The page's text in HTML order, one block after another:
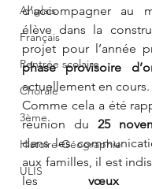
Anglais
Français
Rentrée scolaire
Chorale
3ème
Histoire-Géographie
ULIS
d’accompagner au
élève dans la
phase provisoire
actuellement en cours.
Comme cela a été
réunion du 25
dans les
aux familles, il est
les vœux